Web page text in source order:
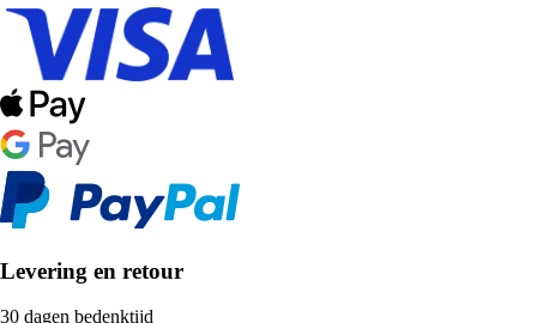
Levering en retour
30 dagen bedenktijd